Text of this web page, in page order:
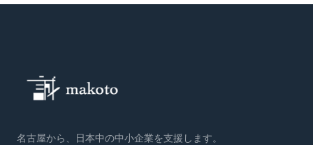
名古屋から、日本中の中小企業を支援します。